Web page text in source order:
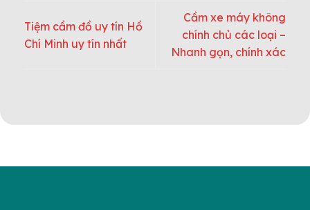
Tiệm cầm đồ uy tín Hồ
Chí Minh uy tín nhất
Cầm xe máy không
chính chủ các loại –
Nhanh gọn, chính xác